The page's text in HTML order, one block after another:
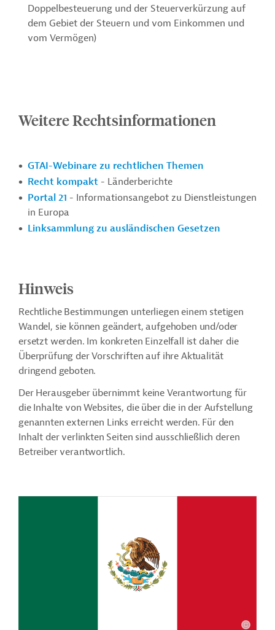
Doppelbesteuerung und der Steuerverkürzung auf
dem Gebiet der Steuern und vom Einkommen und
vom Vermögen)
Weitere Rechtsinformationen
GTAI-Webinare zu rechtlichen Themen
Recht kompakt - Länderberichte
Portal 21 - Informationsangebot zu Dienstleistungen
in Europa
Linksammlung zu ausländischen Gesetzen
Hinweis
Rechtliche Bestimmungen unterliegen einem stetigen
Wandel, sie können geändert, aufgehoben und/oder
ersetzt werden. Im konkreten Einzelfall ist daher die
Überprüfung der Vorschriften auf ihre Aktualität
dringend geboten.
Der Herausgeber übernimmt keine Verantwortung für
die Inhalte von Websites, die über die in der Aufstellung
genannten externen Links erreicht werden. Für den
Inhalt der verlinkten Seiten sind ausschließlich deren
Betreiber verantwortlich.